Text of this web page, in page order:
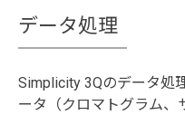
データ処理
Simplicity 3Qのデータ処
ータ（クロマトグラム、